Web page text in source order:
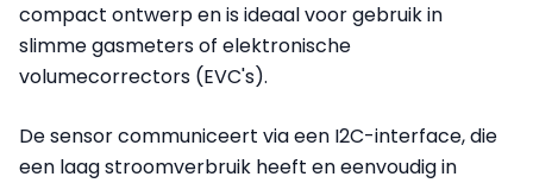
compact ontwerp en is ideaal voor gebruik in
slimme gasmeters of elektronische
volumecorrectors (EVC's).
De sensor communiceert via een I2C-interface, die
een laag stroomverbruik heeft en eenvoudig in